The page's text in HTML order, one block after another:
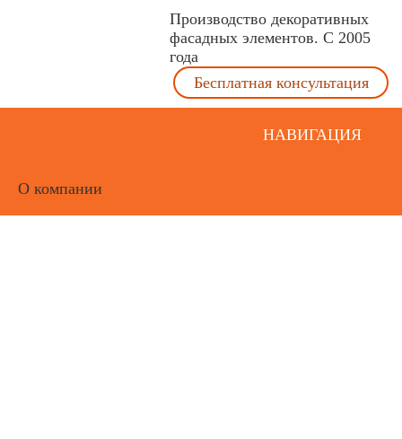
Производство декоративных
фасадных элементов. С 2005
года
Бесплатная консультация
НАВИГАЦИЯ
О компании